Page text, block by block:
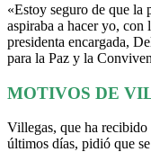
«Estoy seguro de que la
aspiraba a hacer yo, con
presidenta encargada,
para la Paz y la
MOTIVOS DE
Villegas, que ha recibido
últimos días, pidió que se